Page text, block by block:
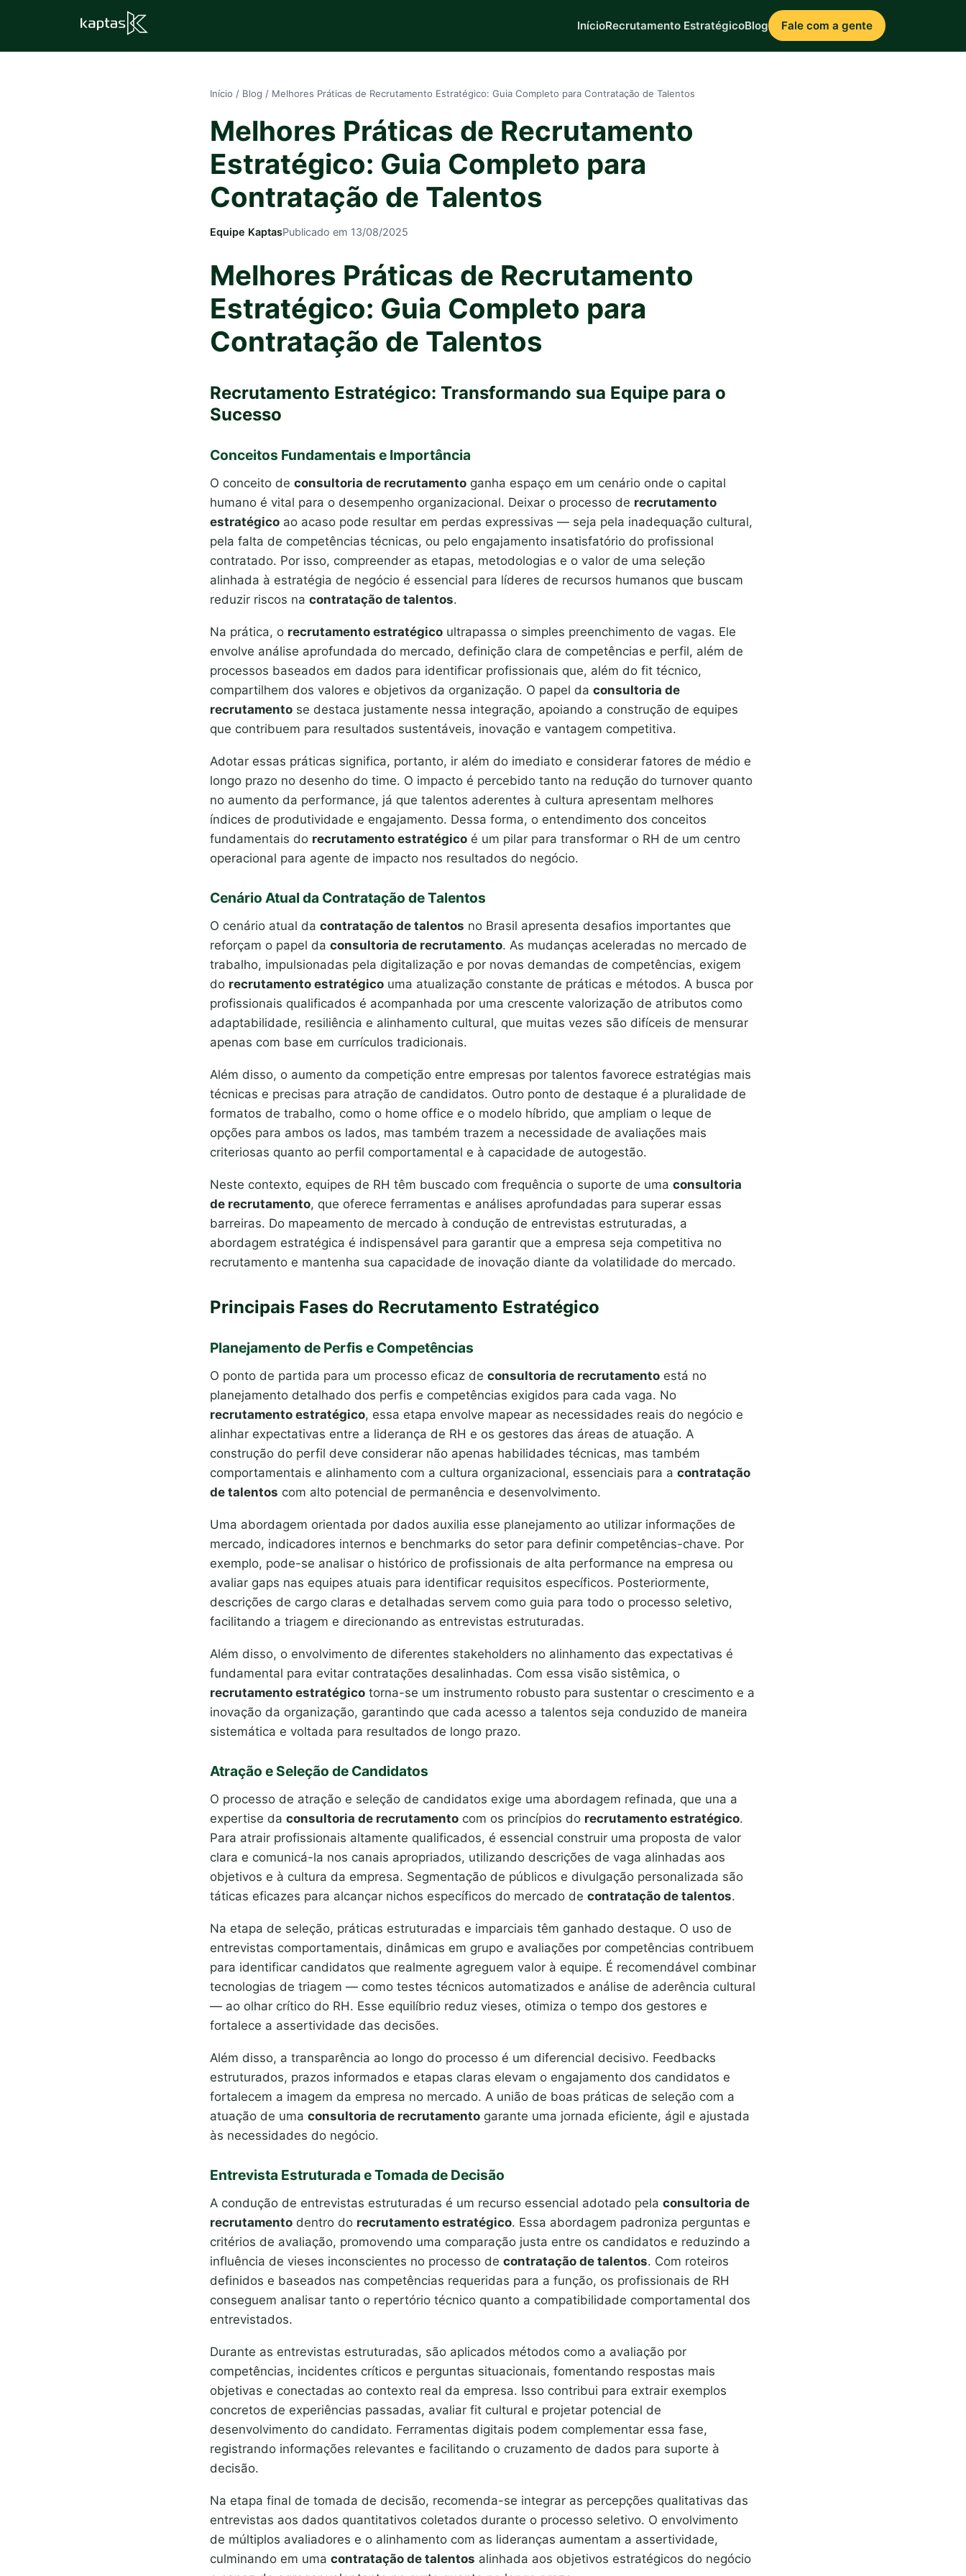
InícioRecrutamento EstratégicoBlog Fale com a gente
Início / Blog / Melhores Práticas de Recrutamento Estratégico: Guia Completo para Contratação de Talentos
Melhores Práticas de Recrutamento
Estratégico: Guia Completo para
Contratação de Talentos
Equipe KaptasPublicado em 13/08/2025
Melhores Práticas de Recrutamento
Estratégico: Guia Completo para
Contratação de Talentos
Recrutamento Estratégico: Transformando sua Equipe para o
Sucesso
Conceitos Fundamentais e Importância
O conceito de consultoria de recrutamento ganha espaço em um cenário onde o capital
humano é vital para o desempenho organizacional. Deixar o processo de recrutamento
estratégico ao acaso pode resultar em perdas expressivas — seja pela inadequação cultural,
pela falta de competências técnicas, ou pelo engajamento insatisfatório do profissional
contratado. Por isso, compreender as etapas, metodologias e o valor de uma seleção
alinhada à estratégia de negócio é essencial para líderes de recursos humanos que buscam
reduzir riscos na contratação de talentos.
Na prática, o recrutamento estratégico ultrapassa o simples preenchimento de vagas. Ele
envolve análise aprofundada do mercado, definição clara de competências e perfil, além de
processos baseados em dados para identificar profissionais que, além do fit técnico,
compartilhem dos valores e objetivos da organização. O papel da consultoria de
recrutamento se destaca justamente nessa integração, apoiando a construção de equipes
que contribuem para resultados sustentáveis, inovação e vantagem competitiva.
Adotar essas práticas significa, portanto, ir além do imediato e considerar fatores de médio e
longo prazo no desenho do time. O impacto é percebido tanto na redução do turnover quanto
no aumento da performance, já que talentos aderentes à cultura apresentam melhores
índices de produtividade e engajamento. Dessa forma, o entendimento dos conceitos
fundamentais do recrutamento estratégico é um pilar para transformar o RH de um centro
operacional para agente de impacto nos resultados do negócio.
Cenário Atual da Contratação de Talentos
O cenário atual da contratação de talentos no Brasil apresenta desafios importantes que
reforçam o papel da consultoria de recrutamento. As mudanças aceleradas no mercado de
trabalho, impulsionadas pela digitalização e por novas demandas de competências, exigem
do recrutamento estratégico uma atualização constante de práticas e métodos. A busca por
profissionais qualificados é acompanhada por uma crescente valorização de atributos como
adaptabilidade, resiliência e alinhamento cultural, que muitas vezes são difíceis de mensurar
apenas com base em currículos tradicionais.
Além disso, o aumento da competição entre empresas por talentos favorece estratégias mais
técnicas e precisas para atração de candidatos. Outro ponto de destaque é a pluralidade de
formatos de trabalho, como o home office e o modelo híbrido, que ampliam o leque de
opções para ambos os lados, mas também trazem a necessidade de avaliações mais
criteriosas quanto ao perfil comportamental e à capacidade de autogestão.
Neste contexto, equipes de RH têm buscado com frequência o suporte de uma consultoria
de recrutamento, que oferece ferramentas e análises aprofundadas para superar essas
barreiras. Do mapeamento de mercado à condução de entrevistas estruturadas, a
abordagem estratégica é indispensável para garantir que a empresa seja competitiva no
recrutamento e mantenha sua capacidade de inovação diante da volatilidade do mercado.
Principais Fases do Recrutamento Estratégico
Planejamento de Perfis e Competências
O ponto de partida para um processo eficaz de consultoria de recrutamento está no
planejamento detalhado dos perfis e competências exigidos para cada vaga. No
recrutamento estratégico, essa etapa envolve mapear as necessidades reais do negócio e
alinhar expectativas entre a liderança de RH e os gestores das áreas de atuação. A
construção do perfil deve considerar não apenas habilidades técnicas, mas também
comportamentais e alinhamento com a cultura organizacional, essenciais para a contratação
de talentos com alto potencial de permanência e desenvolvimento.
Uma abordagem orientada por dados auxilia esse planejamento ao utilizar informações de
mercado, indicadores internos e benchmarks do setor para definir competências-chave. Por
exemplo, pode-se analisar o histórico de profissionais de alta performance na empresa ou
avaliar gaps nas equipes atuais para identificar requisitos específicos. Posteriormente,
descrições de cargo claras e detalhadas servem como guia para todo o processo seletivo,
facilitando a triagem e direcionando as entrevistas estruturadas.
Além disso, o envolvimento de diferentes stakeholders no alinhamento das expectativas é
fundamental para evitar contratações desalinhadas. Com essa visão sistêmica, o
recrutamento estratégico torna-se um instrumento robusto para sustentar o crescimento e a
inovação da organização, garantindo que cada acesso a talentos seja conduzido de maneira
sistemática e voltada para resultados de longo prazo.
Atração e Seleção de Candidatos
O processo de atração e seleção de candidatos exige uma abordagem refinada, que una a
expertise da consultoria de recrutamento com os princípios do recrutamento estratégico.
Para atrair profissionais altamente qualificados, é essencial construir uma proposta de valor
clara e comunicá-la nos canais apropriados, utilizando descrições de vaga alinhadas aos
objetivos e à cultura da empresa. Segmentação de públicos e divulgação personalizada são
táticas eficazes para alcançar nichos específicos do mercado de contratação de talentos.
Na etapa de seleção, práticas estruturadas e imparciais têm ganhado destaque. O uso de
entrevistas comportamentais, dinâmicas em grupo e avaliações por competências contribuem
para identificar candidatos que realmente agreguem valor à equipe. É recomendável combinar
tecnologias de triagem — como testes técnicos automatizados e análise de aderência cultural
— ao olhar crítico do RH. Esse equilíbrio reduz vieses, otimiza o tempo dos gestores e
fortalece a assertividade das decisões.
Além disso, a transparência ao longo do processo é um diferencial decisivo. Feedbacks
estruturados, prazos informados e etapas claras elevam o engajamento dos candidatos e
fortalecem a imagem da empresa no mercado. A união de boas práticas de seleção com a
atuação de uma consultoria de recrutamento garante uma jornada eficiente, ágil e ajustada
às necessidades do negócio.
Entrevista Estruturada e Tomada de Decisão
A condução de entrevistas estruturadas é um recurso essencial adotado pela consultoria de
recrutamento dentro do recrutamento estratégico. Essa abordagem padroniza perguntas e
critérios de avaliação, promovendo uma comparação justa entre os candidatos e reduzindo a
influência de vieses inconscientes no processo de contratação de talentos. Com roteiros
definidos e baseados nas competências requeridas para a função, os profissionais de RH
conseguem analisar tanto o repertório técnico quanto a compatibilidade comportamental dos
entrevistados.
Durante as entrevistas estruturadas, são aplicados métodos como a avaliação por
competências, incidentes críticos e perguntas situacionais, fomentando respostas mais
objetivas e conectadas ao contexto real da empresa. Isso contribui para extrair exemplos
concretos de experiências passadas, avaliar fit cultural e projetar potencial de
desenvolvimento do candidato. Ferramentas digitais podem complementar essa fase,
registrando informações relevantes e facilitando o cruzamento de dados para suporte à
decisão.
Na etapa final de tomada de decisão, recomenda-se integrar as percepções qualitativas das
entrevistas aos dados quantitativos coletados durante o processo seletivo. O envolvimento
de múltiplos avaliadores e o alinhamento com as lideranças aumentam a assertividade,
culminando em uma contratação de talentos alinhada aos objetivos estratégicos do negócio